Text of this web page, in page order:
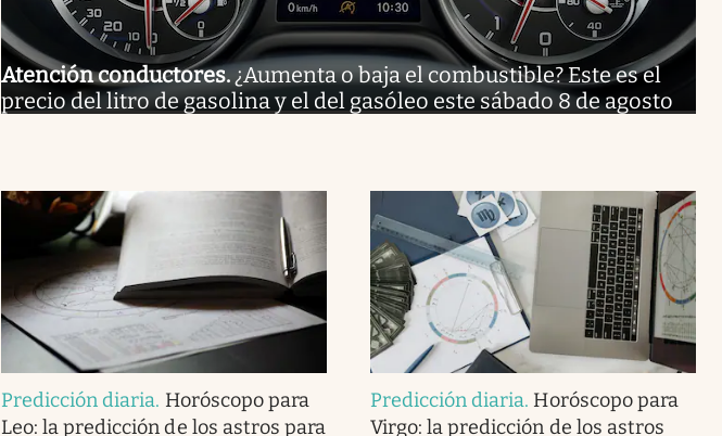
Atención conductores. ¿Aumenta o baja el combustible? Este es el
precio del litro de gasolina y el del gasóleo este sábado 8 de agosto
Predicción diaria. Horóscopo para
Leo: la predicción de los astros para
Predicción diaria. Horóscopo para
Virgo: la predicción de los astros